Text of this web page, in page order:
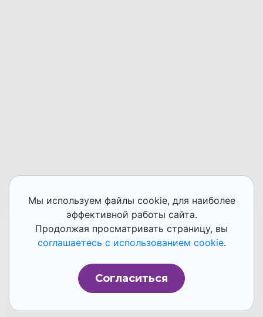
Мы используем файлы cookie, для наиболее
эффективной работы сайта.
Продолжая просматривать страницу, вы
соглашаетесь с использованием cookie.
Согласиться